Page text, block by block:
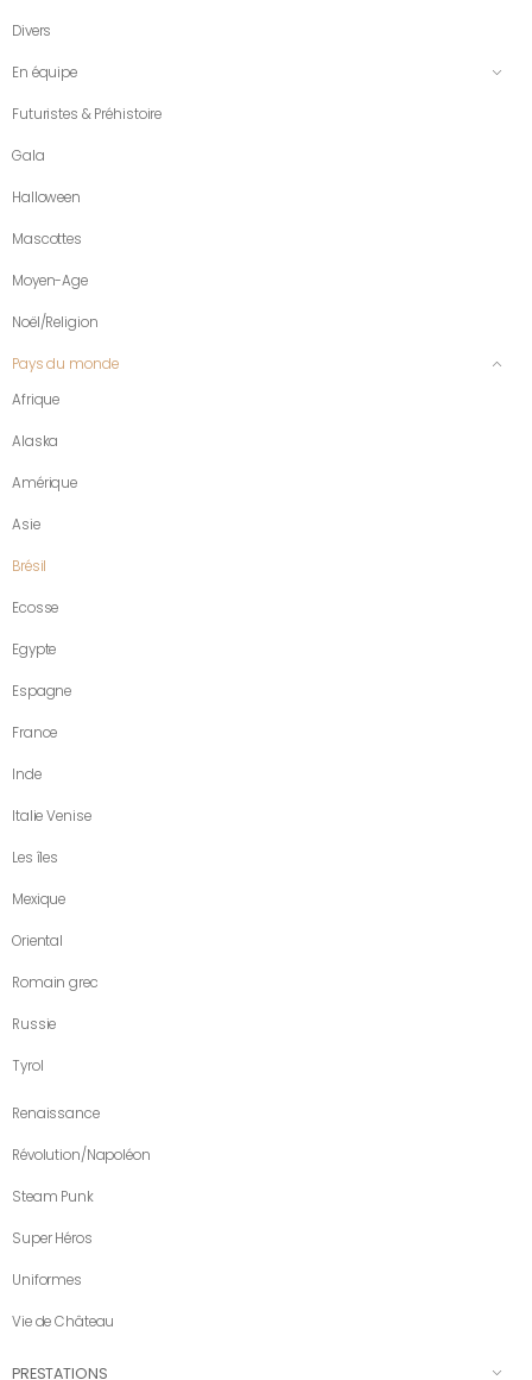
Divers
En équipe
Futuristes & Préhistoire
Gala
Halloween
Mascottes
Moyen-Age
Noël/Religion
Pays du monde
Afrique
Alaska
Amérique
Asie
Brésil
Ecosse
Egypte
Espagne
France
Inde
Italie Venise
Les îles
Mexique
Oriental
Romain grec
Russie
Tyrol
Renaissance
Révolution/Napoléon
Steam Punk
Super Héros
Uniformes
Vie de Château
PRESTATIONS